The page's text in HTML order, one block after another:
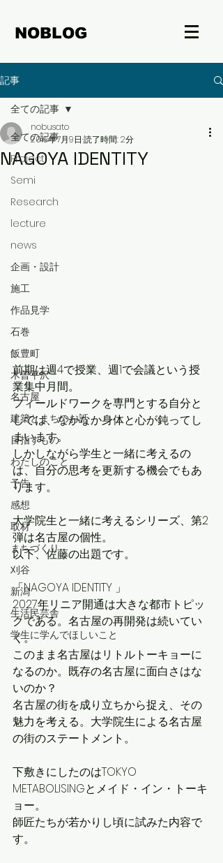
NOBLOG
記事
全ての記事
Project
Semi
Research
lecture
news
企画・設計
施工
作品見学
石巻
飯豊町
木曽平沢
名古屋
建築とまちのお話
目指すもの
わたしのこと
予告
感想
取材
まちづくり
刈谷
新潟
生活民芸舎
学生に学んでほしいこと
全ての記事
NAGOYA IDENTITY
nobusato
2019年7月9日 読了時間: 2分
前期は週4で授業、週1で会議という授
業集中月間。
フィールドワークを専門とする自分と
しては、なかなか身体と心が鈍ってし
まいます。
しかしながら学生と一緒に考えるの
は、自分の思考を更新する機会でもあ
ります。
大学院生と一緒に考えるシリーズ、第2
弾は名古屋の個性。
以下、佐藤の出題です。
「NAGOYA IDENTITY 」
2027年リニア開通は大きな都市トピッ
クである。名古屋の再開発は続いてい
く。
このまま名古屋はリトルトーキョーに
なるのか。既存の名古屋に面白さはな
いのか？
名古屋の街を成り立ちから捉え、その
魅力を考える。大学院生による名古屋
の街のステートメント。
下敷きにしたのはTOKYO
METABOLISINGとメイド・イン・トーキ
ョー。
師匠たちが若かりし頃に試みた内容で
す。